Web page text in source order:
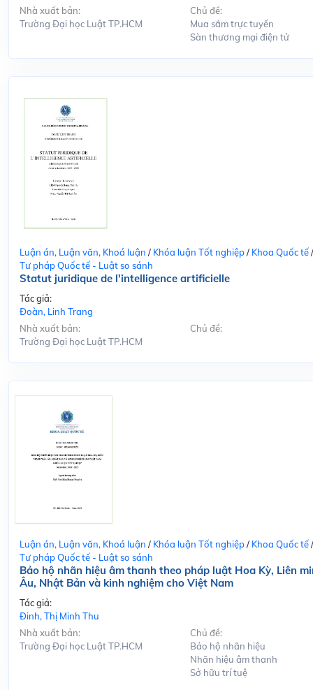
Nhà xuất bản:
Trường Đại học Luật TP.HCM
Chủ đề:
Mua sắm trực tuyến
Sàn thương mại điện tử
Luận án, Luận văn, Khoá luận / Khóa luận Tốt nghiệp/ Khoa Quốc tế/
Tư pháp Quốc tế - Luật so sánh
Statut juridique de l'intelligence artificielle
Tác giả:
Đoàn, Linh Trang
Nhà xuất bản:
Trường Đại học Luật TP.HCM
Chủ đề:
Luận án, Luận văn, Khoá luận / Khóa luận Tốt nghiệp/ Khoa Quốc tế/
Tư pháp Quốc tế - Luật so sánh
Bảo hộ nhãn hiệu âm thanh theo pháp luật Hoa Kỳ, Liên
Âu, Nhật Bản và kinh nghiệm cho Việt Nam
Tác giả:
Đinh, Thị Minh Thu
Nhà xuất bản:
Trường Đại học Luật TP.HCM
Chủ đề:
Bảo hộ nhãn hiệu
Nhãn hiệu âm thanh
Sở hữu trí tuệ